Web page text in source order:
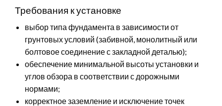
Требования к установке
выбор типа фундамента в зависимости от
грунтовых условий (забивной, монолитный или
болтовое соединение с закладной деталью);
обеспечение минимальной высоты установки и
углов обзора в соответствии с дорожными
нормами;
корректное заземление и исключение точек